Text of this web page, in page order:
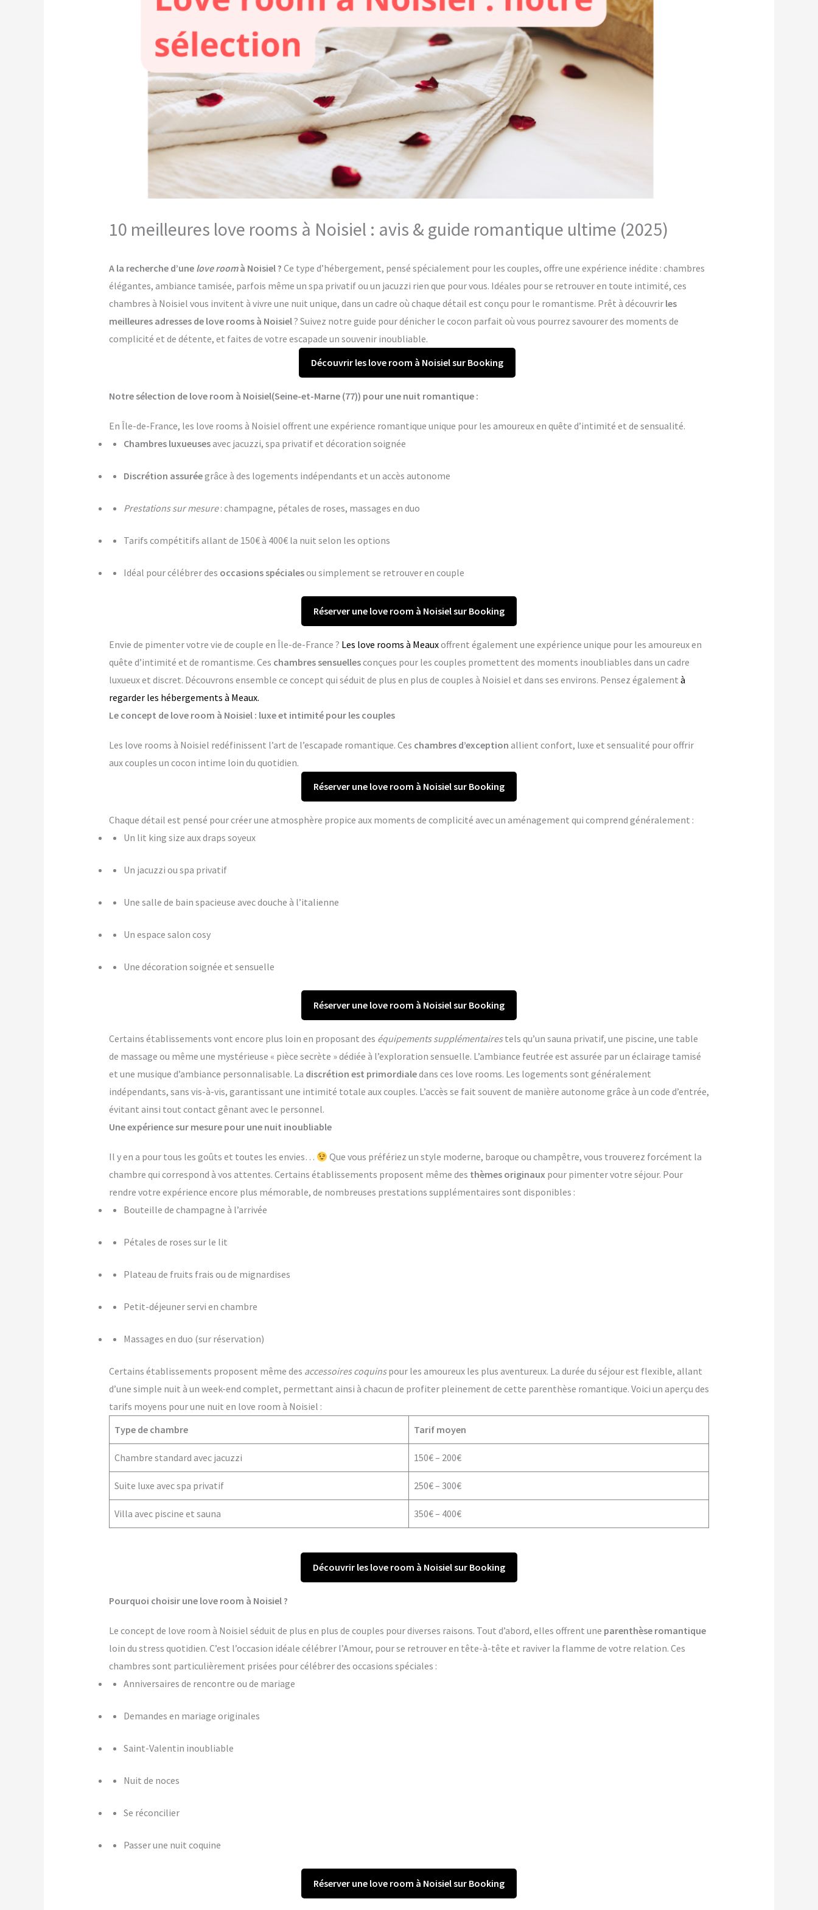
10 meilleures love rooms à Noisiel : avis & guide romantique ultime (2025)
A la recherche d’une love roomà Noisiel ? Ce type d’hébergement, pensé spécialement pour les couples, offre une expérience inédite : chambres
élégantes, ambiance tamisée, parfois même un spa privatif ou un jacuzzi rien que pour vous. Idéales pour se retrouver en toute intimité, ces
chambres à Noisiel vous invitent à vivre une nuit unique, dans un cadre où chaque détail est conçu pour le romantisme. Prêt à découvrir les
meilleures adresses de love rooms à Noisiel? Suivez notre guide pour dénicher le cocon parfait où vous pourrez savourer des moments de
complicité et de détente, et faites de votre escapade un souvenir inoubliable.
Découvrir les love room à Noisiel sur Booking
Notre sélection de love room à Noisiel(Seine-et-Marne (77)) pour une nuit romantique :
En Île-de-France, les love rooms à Noisiel offrent une expérience romantique unique pour les amoureux en quête d’intimité et de sensualité.
Chambres luxueusesavec jacuzzi, spa privatif et décoration soignée
Discrétion assuréegrâce à des logements indépendants et un accès autonome
Prestations sur mesure: champagne, pétales de roses, massages en duo
Tarifs compétitifs allant de 150€ à 400€ la nuit selon les options
Idéal pour célébrer des occasions spécialesou simplement se retrouver en couple
Réserver une love room à Noisiel sur Booking
Envie de pimenter votre vie de couple en Île-de-France ? Les love rooms à Meauxoffrent également une expérience unique pour les amoureux en
quête d’intimité et de romantisme. Ces chambres sensuellesconçues pour les couples promettent des moments inoubliables dans un cadre
luxueux et discret. Découvrons ensemble ce concept qui séduit de plus en plus de couples à Noisiel et dans ses environs. Pensez également à
regarder les hébergements à Meaux.
Le concept de love room à Noisiel : luxe et intimité pour les couples
Les love rooms à Noisiel redéfinissent l’art de l’escapade romantique. Ces chambres d’exception allient confort, luxe et sensualité pour offrir
aux couples un cocon intime loin du quotidien.
Réserver une love room à Noisiel sur Booking
Chaque détail est pensé pour créer une atmosphère propice aux moments de complicité avec un aménagement qui comprend généralement :
Un lit king size aux draps soyeux
Un jacuzzi ou spa privatif
Une salle de bain spacieuse avec douche à l’italienne
Un espace salon cosy
Une décoration soignée et sensuelle
Réserver une love room à Noisiel sur Booking
Certains établissements vont encore plus loin en proposant des équipements supplémentairestels qu’un sauna privatif, une piscine, une table
de massage ou même une mystérieuse « pièce secrète » dédiée à l’exploration sensuelle. L’ambiance feutrée est assurée par un éclairage tamisé
et une musique d’ambiance personnalisable. La discrétion est primordialedans ces love rooms. Les logements sont généralement
indépendants, sans vis-à-vis, garantissant une intimité totale aux couples. L’accès se fait souvent de manière autonome grâce à un code d’entrée,
évitant ainsi tout contact gênant avec le personnel.
Une expérience sur mesure pour une nuit inoubliable
Il y en a pour tous les goûts et toutes les envies…
Que vous préfériez un style moderne, baroque ou champêtre, vous trouverez forcément la
chambre qui correspond à vos attentes. Certains établissements proposent même des thèmes originaux pour pimenter votre séjour. Pour
rendre votre expérience encore plus mémorable, de nombreuses prestations supplémentaires sont disponibles :
Bouteille de champagne à l’arrivée
Pétales de roses sur le lit
Plateau de fruits frais ou de mignardises
Petit-déjeuner servi en chambre
Massages en duo (sur réservation)
Certains établissements proposent même des accessoires coquinspour les amoureux les plus aventureux. La durée du séjour est flexible, allant
d’une simple nuit à un week-end complet, permettant ainsi à chacun de profiter pleinement de cette parenthèse romantique. Voici un aperçu des
tarifs moyens pour une nuit en love room à Noisiel :
Type de chambre
Tarif moyen
Chambre standard avec jacuzzi 150€ – 200€
Suite luxe avec spa privatif 250€ – 300€
Villa avec piscine et sauna 350€ – 400€
Découvrir les love room à Noisiel sur Booking
Pourquoi choisir une love room à Noisiel ?
Le concept de love room à Noisiel séduit de plus en plus de couples pour diverses raisons. Tout d’abord, elles offrent une parenthèse romantique
loin du stress quotidien. C’est l’occasion idéale célébrer l’Amour, pour se retrouver en tête-à-tête et raviver la flamme de votre relation. Ces
chambres sont particulièrement prisées pour célébrer des occasions spéciales :
Anniversaires de rencontre ou de mariage
Demandes en mariage originales
Saint-Valentin inoubliable
Nuit de noces
Se réconcilier
Passer une nuit coquine
Réserver une love room à Noisiel sur Booking